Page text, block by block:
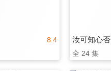
8.4 汝可知心否
全 24 集